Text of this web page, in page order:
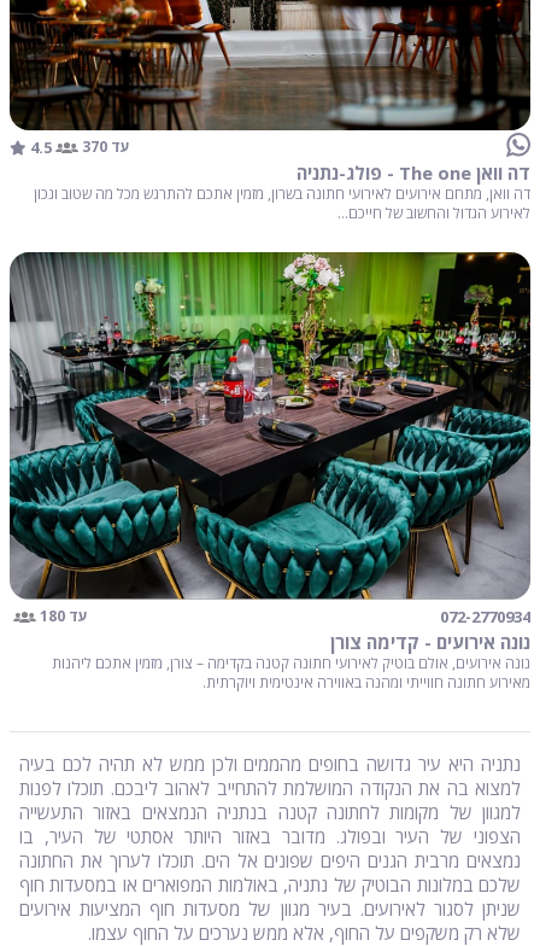
עד 370 4.5
דה וואן The one - פולג-נתניה
דה וואן, מתחם אירועים לאירועי חתונה בשרון, מזמין אתכם להתרגש מכל מה שטוב ונכון
לאירוע הגדול והחשוב של חייכם...
072-2770934 עד 180
נונה אירועים - קדימה צורן
נונה אירועים, אולם בוטיק לאירועי חתונה קטנה בקדימה – צורן, מזמין אתכם ליהנות
מאירוע חתונה חווייתי ומהנה באווירה אינטימית ויוקרתית.
נתניה היא עיר גדושה בחופים מהממים ולכן ממש לא תהיה לכם בעיה
למצוא בה את הנקודה המושלמת להתחייב לאהוב ליבכם. תוכלו לפנות
למגוון של מקומות לחתונה קטנה בנתניה הנמצאים באזור התעשייה
הצפוני של העיר ובפולג. מדובר באזור היותר אסתטי של העיר, בו
נמצאים מרבית הגנים היפים שפונים אל הים. תוכלו לערוך את החתונה
שלכם במלונות הבוטיק של נתניה, באולמות המפוארים או במסעדות חוף
שניתן לסגור לאירועים. בעיר מגוון של מסעדות חוף המציעות אירועים
שלא רק משקפים על החוף, אלא ממש נערכים על החוף עצמו.